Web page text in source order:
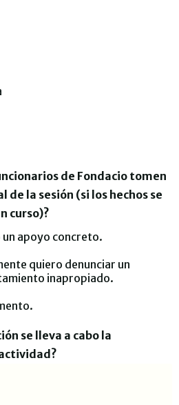
de Fondacio tomen
la sesión (si los hechos se
curso)?
un apoyo concreto.
quiero denunciar un
inapropiado.
se lleva a cabo la